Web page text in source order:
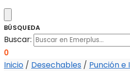
BÚSQUEDA
Buscar:
0
Inicio / Desechables / Punción e